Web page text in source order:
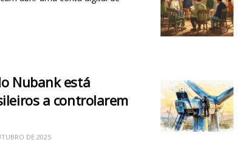
Nubank está
a controlarem
DE 2025